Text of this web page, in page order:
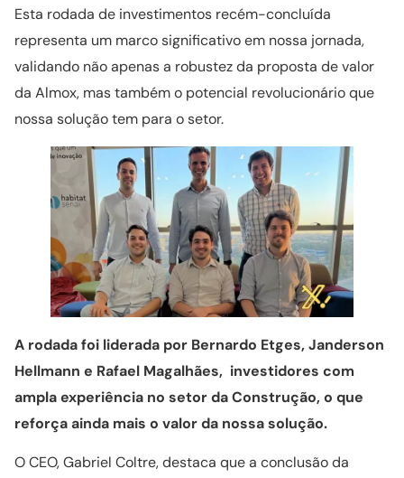
Esta rodada de investimentos recém-concluída
representa um marco significativo em nossa jornada,
validando não apenas a robustez da proposta de valor
da Almox, mas também o potencial revolucionário que
nossa solução tem para o setor.
A rodada foi liderada por Bernardo Etges, Janderson
Hellmann e Rafael Magalhães, investidores com
ampla experiência no setor da Construção, o que
reforça ainda mais o valor da nossa solução.
O CEO, Gabriel Coltre, destaca que a conclusão da